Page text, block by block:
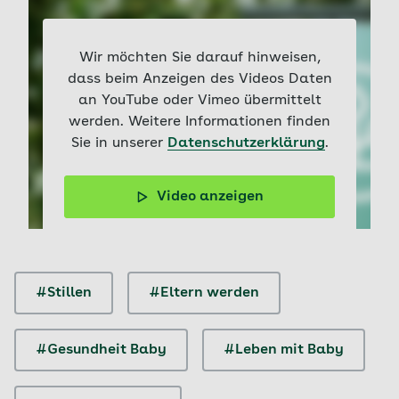
Wir möchten Sie darauf hinweisen,
dass beim Anzeigen des Videos Daten
an YouTube oder Vimeo übermittelt
werden. Weitere Informationen finden
Sie in unserer Datenschutzerklärung.
Video anzeigen
Schmerzen, wunde Brustwarzen oder eine gespannte,
harte Brust können das Stillen stark belasten.
#Stillen #Eltern werden
#Gesundheit Baby #Leben mit Baby